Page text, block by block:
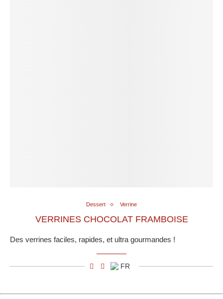
Dessert Verrine
VERRINES CHOCOLAT FRAMBOISE
Des verrines faciles, rapides, et ultra gourmandes !
FR